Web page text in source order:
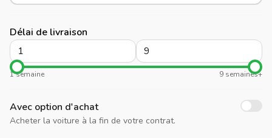
Délai de livraison
1 semaine 9 semaines+
Avec option d'achat
Acheter la voiture à la fin de votre contrat.